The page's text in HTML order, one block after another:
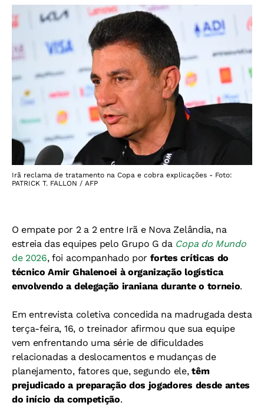
Irã reclama de tratamento na Copa e cobra explicações - Foto:
PATRICK T. FALLON / AFP
O empate por 2 a 2 entre Irã e Nova Zelândia, na
estreia das equipes pelo Grupo G da Copa do Mundo
de 2026, foi acompanhado por fortes críticas do
técnico Amir Ghalenoei à organização logística
envolvendo a delegação iraniana durante o torneio.
Em entrevista coletiva concedida na madrugada desta
terça-feira, 16, o treinador afirmou que sua equipe
vem enfrentando uma série de dificuldades
relacionadas a deslocamentos e mudanças de
planejamento, fatores que, segundo ele,têm
prejudicado a preparação dos jogadores desde antes
do início da competição.